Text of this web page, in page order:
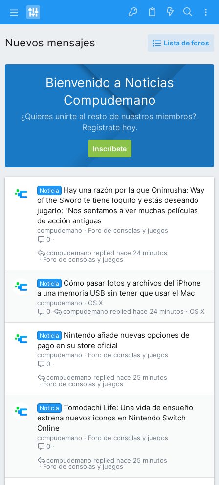
Nuevos mensajes Lista de foros
Bienvenido a Noticias
Compudemano
¿Quieres unirte al resto de nuestros miembros?.
Regístrate hoy.
Inscríbete
Noticia
Hay una razón por la que Onimusha: Way
of the Sword te tiene loquito y estás deseando
jugarlo: "Nos sentamos a ver muchas películas
de acción antiguas
compudemano
Foro de consolas y juegos
0
Foro de consolas y juegos
hace 24 minutos
compudemano
Noticia
Cómo pasar fotos y archivos del iPhone
a una memoria USB sin tener que usar el Mac
compudemano
OS X
0
OS X
hace 24 minutos
compudemano
Noticia
Nintendo añade nuevas opciones de
pago en su store oficial
compudemano
Foro de consolas y juegos
0
Foro de consolas y juegos
hace 25 minutos
compudemano
Noticia
Tomodachi Life: Una vida de ensueño
estrena nuevos iconos en Nintendo Switch
Online
compudemano
Foro de consolas y juegos
0
Foro de consolas y juegos
hace 25 minutos
compudemano